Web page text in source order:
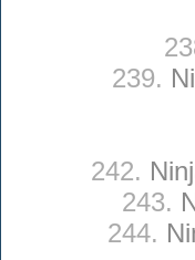
239.
242.
243.
244.